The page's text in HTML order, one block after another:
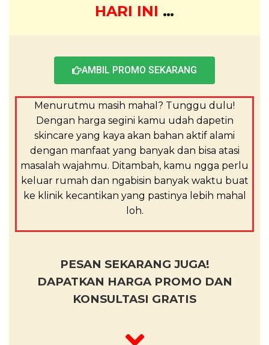
HARI INI …
AMBIL PROMO SEKARANG
Menurutmu masih mahal? Tunggu dulu!
Dengan harga segini kamu udah dapetin
skincare yang kaya akan bahan aktif alami
dengan manfaat yang banyak dan bisa atasi
masalah wajahmu. Ditambah, kamu ngga perlu
keluar rumah dan ngabisin banyak waktu buat
ke klinik kecantikan yang pastinya lebih mahal
loh.
PESAN SEKARANG JUGA!
DAPATKAN HARGA PROMO DAN
KONSULTASI GRATIS